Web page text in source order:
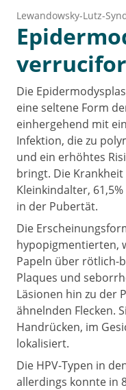
Lewandowsky-Lutz-
Die
eine seltene Form
einhergehend mit
Infektion, die zu
und ein erhöhtes
bringt. Die
Kleinkindalter,
in der Pubertät.
Die
hypopigmentierten,
Papeln über rötlich-
Plaques und
Läsionen hin zu der
ähnelnden Flecken.
Handrücken, im
lokalisiert.
Die HPV-Typen in
allerdings konnte in